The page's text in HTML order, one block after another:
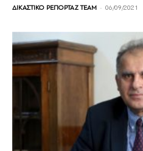
ΔΙΚΑΣΤΙΚΟ ΡΕΠΟΡΤΑΖ TEAM - 06/09/2021